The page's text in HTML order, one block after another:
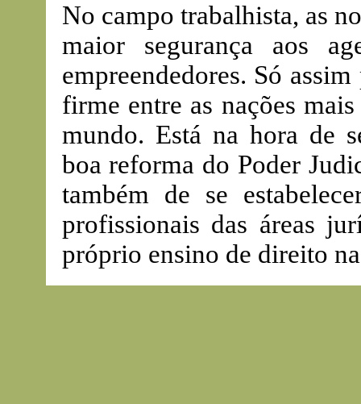
No campo trabalhista, as
maior segurança aos
empreendedores. Só
firme entre as nações
mundo. Está na hora de
boa reforma do Poder
também de se
profissionais das áreas
próprio ensino de direito